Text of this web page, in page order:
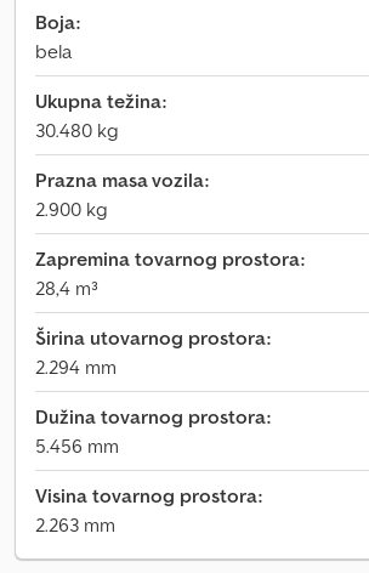
Boja:
bela
Ukupna težina:
30.480 kg
Prazna masa vozila:
2.900 kg
Zapremina tovarnog prostora:
28,4 m³
Širina utovarnog prostora:
2.294 mm
Dužina tovarnog prostora:
5.456 mm
Visina tovarnog prostora:
2.263 mm